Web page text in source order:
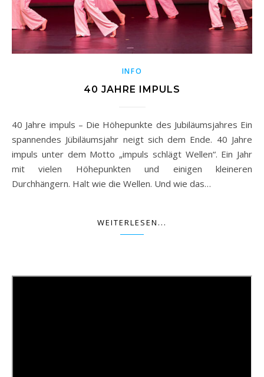
INFO
40 JAHRE IMPULS
40 Jahre impuls – Die Höhepunkte des Jubiläumsjahres Ein
spannendes Jübiläumsjahr neigt sich dem Ende. 40 Jahre
impuls unter dem Motto „impuls schlägt Wellen“. Ein Jahr
mit vielen Höhepunkten und einigen kleineren
Durchhängern. Halt wie die Wellen. Und wie das…
WEITERLESEN...